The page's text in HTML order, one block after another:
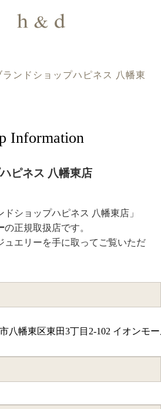
ランドショップハピネス 八幡東
Information
ピネス 八幡東店
ショップハピネス 八幡東店」
の正規取扱店です。
ュエリーを手に取ってご覧いただ
八幡東区東田3丁目2-102 イオンモ